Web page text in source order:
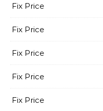
Fix Price
Fix Price
Fix Price
Fix Price
Fix Price